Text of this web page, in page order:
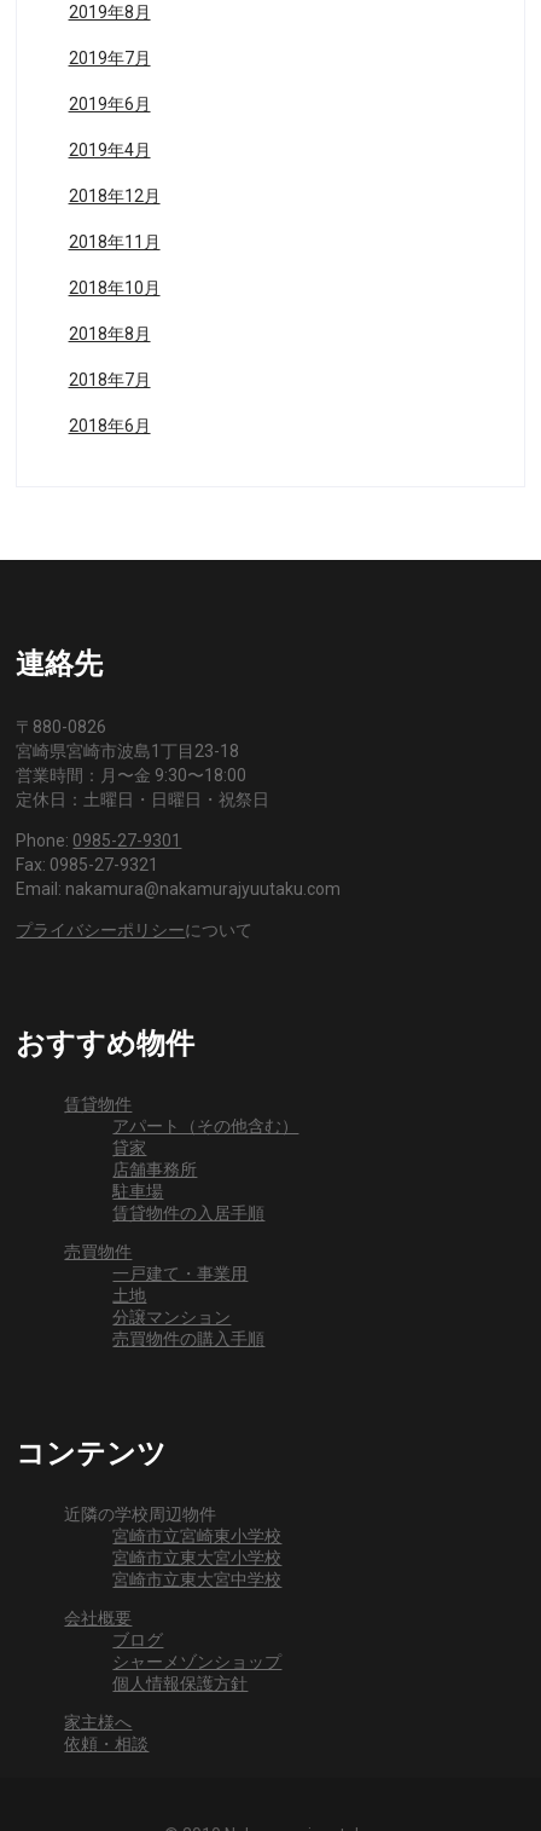
2019年8月
2019年7月
2019年6月
2019年4月
2018年12月
2018年11月
2018年10月
2018年8月
2018年7月
2018年6月
連絡先
〒880-0826
宮崎県宮崎市波島1丁目23-18
営業時間：月〜金 9:30〜18:00
定休日：土曜日・日曜日・祝祭日
Phone: 0985-27-9301
Fax: 0985-27-9321
Email: nakamura@nakamurajyuutaku.com
プライバシーポリシーについて
おすすめ物件
賃貸物件
アパート（その他含む）
貸家
店舗事務所
駐車場
賃貸物件の入居手順
売買物件
一戸建て・事業用
土地
分譲マンション
売買物件の購入手順
コンテンツ
近隣の学校周辺物件
宮崎市立宮崎東小学校
宮崎市立東大宮小学校
宮崎市立東大宮中学校
会社概要
ブログ
シャーメゾンショップ
個人情報保護方針
家主様へ
依頼・相談